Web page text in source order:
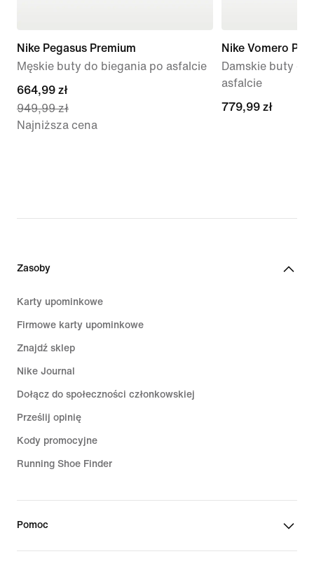
Nike Pegasus Premium
Męskie buty do biegania po asfalcie
current
price
664,99 zł,
664,99 zł
949,99 zł
Najniższa cena
Nike Vomero Plus
Damskie buty
asfalcie
779,99 zł
779,99 zł
Zasoby
Karty upominkowe
Firmowe karty upominkowe
Znajdź sklep
Nike Journal
Dołącz do społeczności członkowskiej
Prześlij opinię
Kody promocyjne
Running Shoe Finder
Pomoc